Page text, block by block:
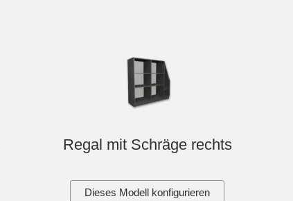
Regal mit Schräge rechts
Dieses Modell konfigurieren